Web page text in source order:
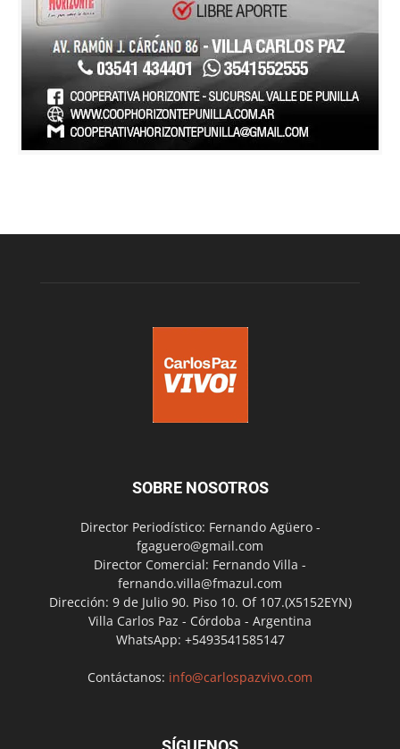
SOBRE NOSOTROS
Director Periodístico: Fernando Agüero -
fgaguero@gmail.com
Director Comercial: Fernando Villa -
fernando.villa@fmazul.com
Dirección: 9 de Julio 90. Piso 10. Of 107.(X5152EYN)
Villa Carlos Paz - Córdoba - Argentina
WhatsApp: +5493541585147
Contáctanos: info@carlospazvivo.com